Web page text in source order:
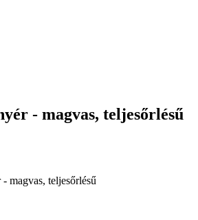
- magvas, teljesőrlésű
magvas, teljesőrlésű